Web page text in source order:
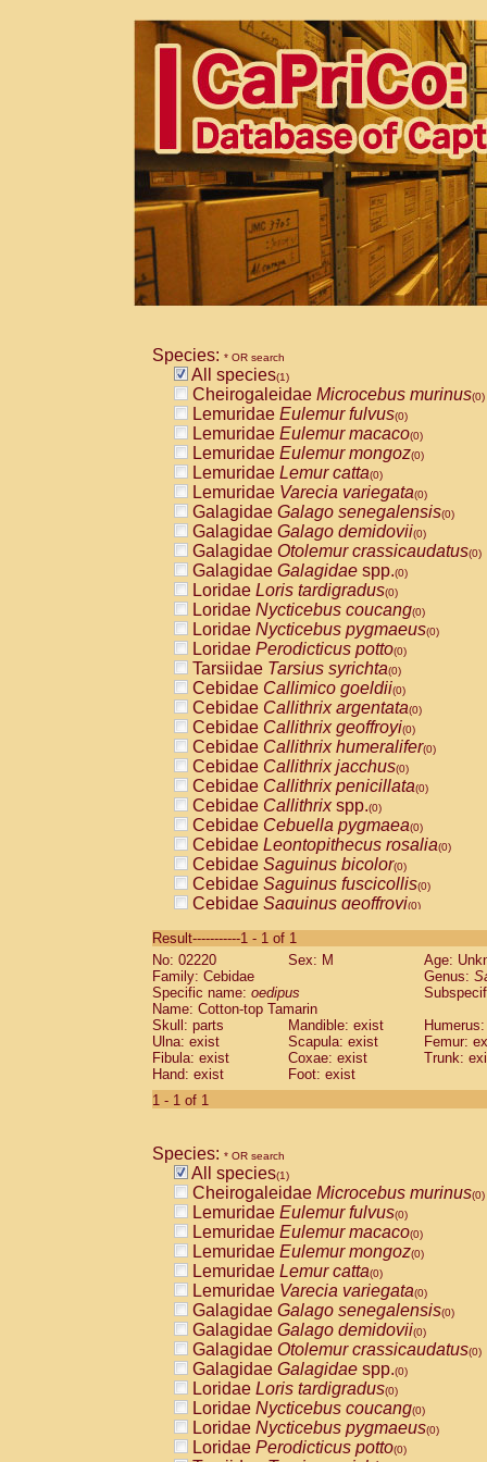
Species: * OR search
All species(1)
Cheirogaleidae Microcebus murinus(0)
Lemuridae Eulemur fulvus(0)
Lemuridae Eulemur macaco(0)
Lemuridae Eulemur mongoz(0)
Lemuridae Lemur catta(0)
Lemuridae Varecia variegata(0)
Galagidae Galago senegalensis(0)
Galagidae Galago demidovii(0)
Galagidae Otolemur crassicaudatus(0)
Galagidae Galagidae spp.(0)
Loridae Loris tardigradus(0)
Loridae Nycticebus coucang(0)
Loridae Nycticebus pygmaeus(0)
Loridae Perodicticus potto(0)
Tarsiidae Tarsius syrichta(0)
Cebidae Callimico goeldii(0)
Cebidae Callithrix argentata(0)
Cebidae Callithrix geoffroyi(0)
Cebidae Callithrix humeralifer(0)
Cebidae Callithrix jacchus(0)
Cebidae Callithrix penicillata(0)
Cebidae Callithrixspp.(0)
Cebidae Cebuella pygmaea(0)
Cebidae Leontopithecus rosalia(0)
Cebidae Saguinus bicolor(0)
Cebidae Saguinus fuscicollis(0)
Cebidae Saguinus geoffroyi(0)
CebidaeSaguinus labiatus(0)
Cebidae Saguinus leucopus (0)
Cebidae
CebidaeSaguinus mystax
Cebidae Saguinus nigricollis (0)
Cebidae Saguinus oedipus
Cebidae Saguinus weddelli
Cebidae Saguinusspp.
Cebidae
CebidaeCebus capucinus
CebidaeCebus nigrivittatus
CebidaeCebus spp.(0)
CebidaeSaimiri boliviensis(0)
CebidaeSaimiri sciureus(0)
AtelidaeAlouatta caraya(0)
AtelidaeAlouatta fusca(0)
AtelidaeAlouatta seniculus(0)
AtelidaeAlouattaspp.(0)
AtelidaeAteles belzebuth(0)
AtelidaeAteles geoffroyi(0)
AtelidaeAteles paniscus(0)
AtelidaeAtelesspp.(0)
AtelidaeLagothrix lagothricha(0)
AtelidaeLagothrix lagothricha cana
PitheciidaeCacajao calvus
Result-----------1 - 1 of 1
No: 02220
Sex: M
Age:
Family: Cebidae
Genus:
Specific name: oedipus
Name: Cotton-top Tamarin
Skull: parts
Mandible: exist
Ulna: exist
Scapula: exist
Femur:
Fibula: exist
Coxae: exist
Trunk:
Hand: exist
Foot: exist
1 - 1 of 1
Species: * OR search
All species(1)
Cheirogaleidae Microcebus murinus(0)
Lemuridae Eulemur fulvus(0)
Lemuridae Eulemur macaco(0)
Lemuridae Eulemur mongoz(0)
Lemuridae Lemur catta(0)
Lemuridae Varecia variegata(0)
Galagidae Galago senegalensis(0)
Galagidae Galago demidovii(0)
Galagidae Otolemur crassicaudatus(0)
Galagidae Galagidae spp.(0)
Loridae Loris tardigradus(0)
Loridae Nycticebus coucang(0)
Loridae Nycticebus pygmaeus(0)
Loridae Perodicticus potto(0)